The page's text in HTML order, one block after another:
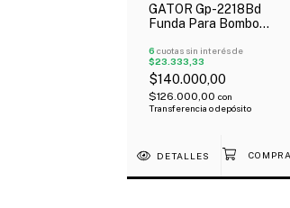
GATOR Gp-2218Bd
Funda Para Bombo
Acolchado Manija
6 cuotas sin interés de
$23.333,33
$140.000,00
$126.000,00 con
Transferencia o depósito
DETALLES